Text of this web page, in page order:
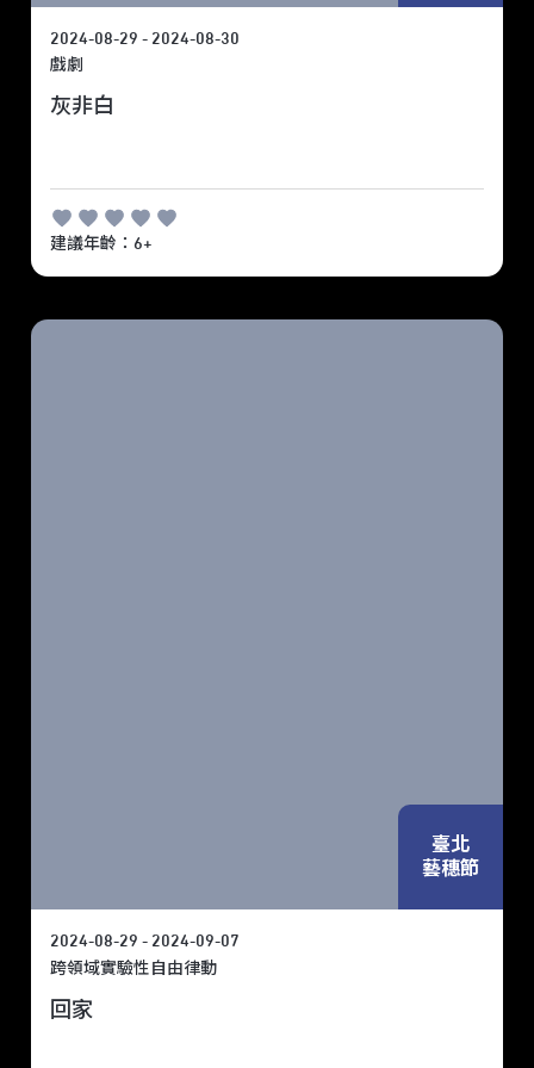
2024-08-29 - 2024-08-30
戲劇
灰非白
建議年齡：6+
臺北
藝穗節
2024-08-29 - 2024-09-07
跨領域實驗性自由律動
回家